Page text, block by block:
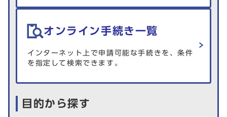
オンライン手続き一覧
インターネット上で申請可能な手続きを、条件
を指定して検索できます。
目的から探す